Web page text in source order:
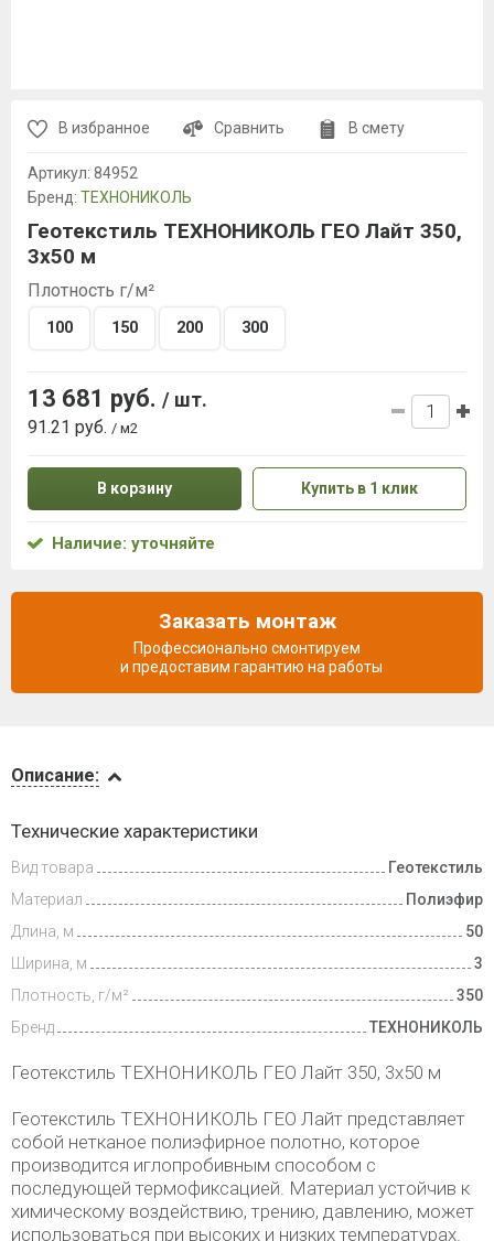
и оплата
Описание:
Технические характеристики
Вид товара
Геотекстиль
Материал
Полиэфир
Длина, м
50
Ширина, м
3
Плотность, г/м²
350
Бренд
ТЕХНОНИКОЛЬ
Геотекстиль ТЕХНОНИКОЛЬ ГЕО Лайт 350, 3х50 м
Геотекстиль ТЕХНОНИКОЛЬ ГЕО Лайт представляет
собой нетканое полиэфирное полотно, которое
производится иглопробивным способом с
последующей термофиксацией. Материал устойчив к
химическому воздействию, трению, давлению, может
использоваться при высоких и низких температурах.
В избранное Сравнить В смету
Артикул: 84952
Бренд: ТЕХНОНИКОЛЬ
Геотекстиль ТЕХНОНИКОЛЬ ГЕО Лайт 350,
3х50 м
Плотность г/м²
100 150 200 300
13 681 руб. / шт.
91.21 руб. / м2
В корзину Купить в 1 клик
Наличие: уточняйте
Заказать монтаж
Профессионально смонтируем
и предоставим гарантию на работы